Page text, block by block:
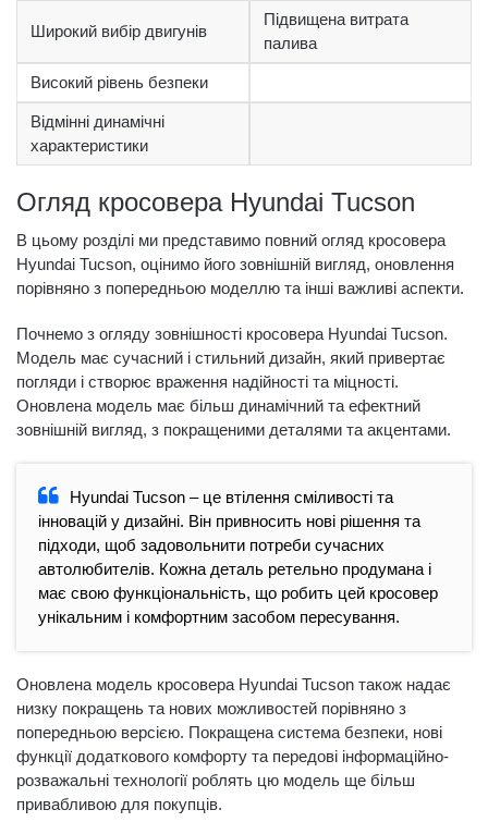
Широкий вибір двигунів
Підвищена витрата
палива
Високий рівень безпеки
Відмінні динамічні
характеристики
Огляд кросовера Hyundai Tucson
В цьому розділі ми представимо повний огляд кросовера
Hyundai Tucson, оцінимо його зовнішній вигляд, оновлення
порівняно з попередньою моделлю та інші важливі аспекти.
Почнемо з огляду зовнішності кросовера Hyundai Tucson.
Модель має сучасний і стильний дизайн, який привертає
погляди і створює враження надійності та міцності.
Оновлена модель має більш динамічний та ефектний
зовнішній вигляд, з покращеними деталями та акцентами.
Hyundai Tucson – це втілення сміливості та
інновацій у дизайні. Він привносить нові рішення та
підходи, щоб задовольнити потреби сучасних
автолюбителів. Кожна деталь ретельно продумана і
має свою функціональність, що робить цей кросовер
унікальним і комфортним засобом пересування.
Оновлена модель кросовера Hyundai Tucson також надає
низку покращень та нових можливостей порівняно з
попередньою версією. Покращена система безпеки, нові
функції додаткового комфорту та передові інформаційно-
розважальні технології роблять цю модель ще більш
привабливою для покупців.